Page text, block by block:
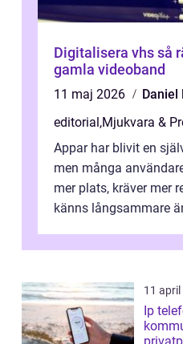
Digitalisera vhs så räddar du dina
gamla videoband
11 maj 2026
Daniel
editorial ,Mjukvara &
Appar har blivit en
men många
mer plats, kräver mer
känns långsammare
11
Ip telefoni